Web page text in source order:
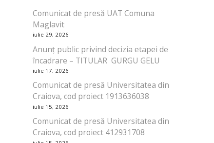
Comunicat de presă UAT Comuna
Maglavit
iulie 29, 2026
Anunț public privind decizia etapei de
încadrare – TITULAR GURGU GELU
iulie 17, 2026
Comunicat de presă Universitatea din
Craiova, cod proiect 1913636038
iulie 15, 2026
Comunicat de presă Universitatea din
Craiova, cod proiect 412931708